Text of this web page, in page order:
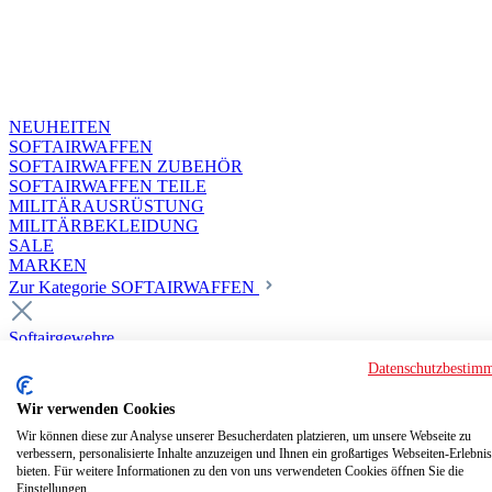
NEUHEITEN
SOFTAIRWAFFEN
SOFTAIRWAFFEN ZUBEHÖR
SOFTAIRWAFFEN TEILE
MILITÄRAUSRÜSTUNG
MILITÄRBEKLEIDUNG
SALE
MARKEN
Zur Kategorie SOFTAIRWAFFEN
Softairgewehre
Deluxe Custom Guns ab 18
Softair elektrisch ab 18
Softair elektrisch ab 14
Softair gasbetrieben ab 18
Softair HPA Luftdruck ab 18
Historische Softairwaffen
Wir verwenden Cookies
Wir können diese zur Analyse unserer Besucherdaten platzieren, um unsere Webseite zu
verbessern, personalisierte Inhalte anzuzeigen und Ihnen ein großartiges Webseiten-
bieten. Für weitere Informationen zu den von uns verwendeten Cookies öffnen Sie die
Einstellungen.